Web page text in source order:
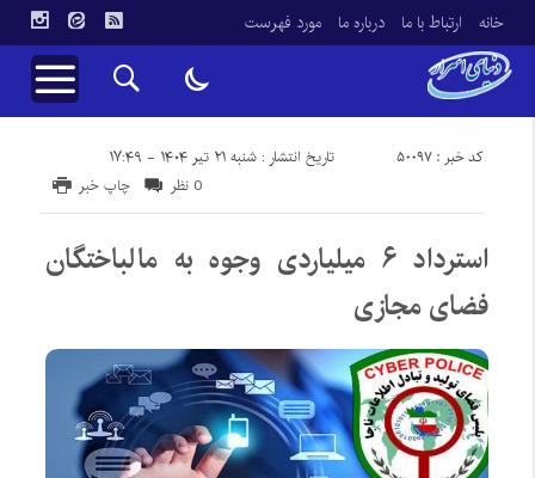
خانه ارتباط با ما درباره ما مورد فهرست
تاریخ انتشار : شنبه ۲۱ تیر ۱۴۰۴ - ۱۷:۴۹ کد خبر : 50097
چاپ خبر 0 نظر
استرداد ۶ میلیاردی وجوه به مالباختگان
فضای مجازی